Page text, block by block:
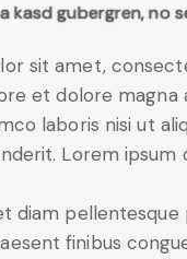
kasd gubergren, no
sit amet,
et dolore magna
laboris nisi ut
Lorem
diam
finibus